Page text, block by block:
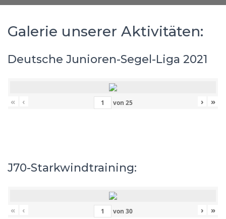
Galerie unserer Aktivitäten:
Deutsche Junioren-Segel-Liga 2021
« ‹ von 25 › »
J70-Starkwindtraining:
« ‹ von 30 › »